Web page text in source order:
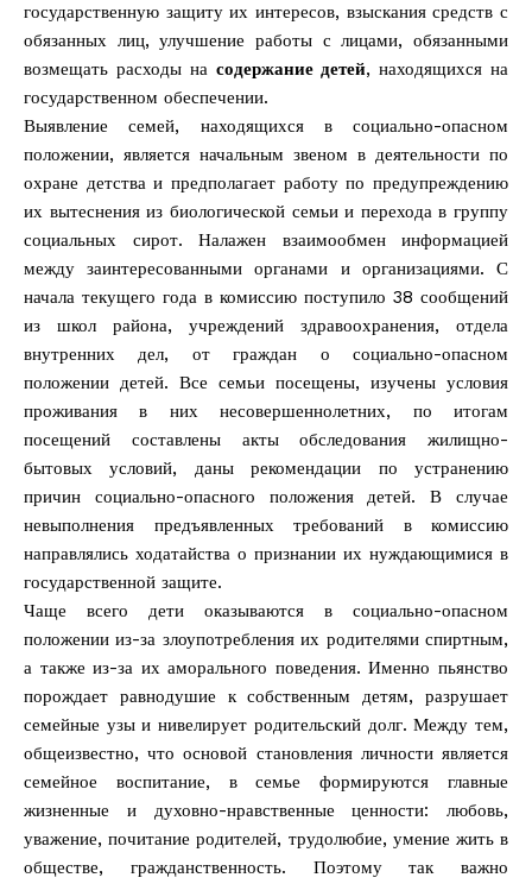
государственную защиту их интересов, взыскания средств с
обязанных лиц, улучшение работы с лицами, обязанными
возмещать расходы на содержание детей, находящихся на
государственном обеспечении.
Выявление семей, находящихся в социально-опасном
положении, является начальным звеном в деятельности по
охране детства и предполагает работу по предупреждению
их вытеснения из биологической семьи и перехода в группу
социальных сирот. Налажен взаимообмен информацией
между заинтересованными органами и организациями. С
начала текущего года в комиссию поступило 38 сообщений
из школ района, учреждений здравоохранения, отдела
внутренних дел, от граждан о социально-опасном
положении детей. Все семьи посещены, изучены условия
проживания в них несовершеннолетних, по итогам
посещений составлены акты обследования жилищно-
бытовых условий, даны рекомендации по устранению
причин социально-опасного положения детей. В случае
невыполнения предъявленных требований в комиссию
направлялись ходатайства о признании их нуждающимися в
государственной защите.
Чаще всего дети оказываются в социально-опасном
положении из-за злоупотребления их родителями спиртным,
а также из-за их аморального поведения. Именно пьянство
порождает равнодушие к собственным детям, разрушает
семейные узы и нивелирует родительский долг. Между тем,
общеизвестно, что основой становления личности является
семейное воспитание, в семье формируются главные
жизненные и духовно-нравственные ценности: любовь,
уважение, почитание родителей, трудолюбие, умение жить в
обществе, гражданственность. Поэтому так важно